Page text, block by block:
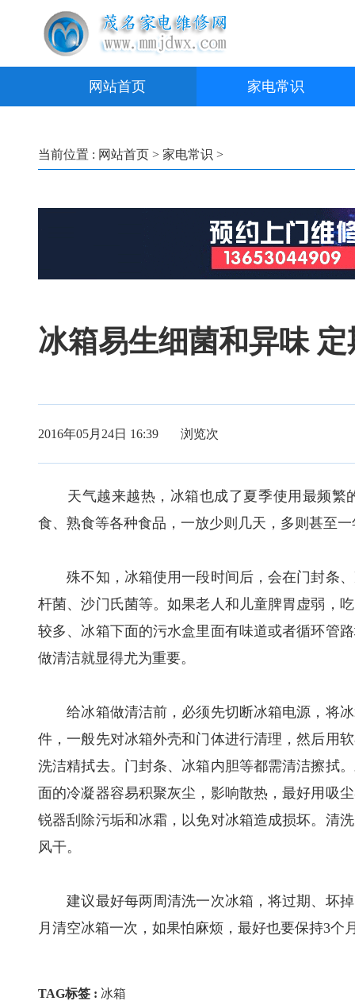
网站首页 家电常识
当前位置 : 网站首页 > 家电常识 >
冰箱易生细菌和异味
2016年05月24日 16:39 浏览次
天气越来越热，冰箱也成了夏季使用最频繁
食、熟食等各种食品，一放少则几天，多则甚至
殊不知，冰箱使用一段时间后，会在门封条、
杆菌、沙门氏菌等。如果老人和儿童脾胃虚弱，
较多、冰箱下面的污水盒里面有味道或者循环管
做清洁就显得尤为重要。
给冰箱做清洁前，必须先切断冰箱电源，将冰
件，一般先对冰箱外壳和门体进行清理，然后用
洗洁精拭去。门封条、冰箱内胆等都需清洁擦拭
面的冷凝器容易积聚灰尘，影响散热，最好用吸
锐器刮除污垢和冰霜，以免对冰箱造成损坏。清
风干。
建议最好每两周清洗一次冰箱，将过期、坏掉
月清空冰箱一次，如果怕麻烦，最好也要保持3个
TAG标签 : 冰箱